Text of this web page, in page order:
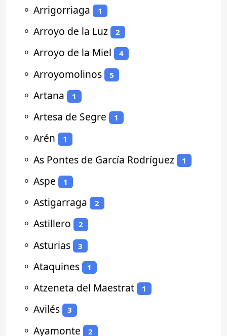
⚬ Arrigorriaga 1
⚬ Arroyo de la Luz 2
⚬ Arroyo de la Miel 4
⚬ Arroyomolinos 5
⚬ Artana 1
⚬ Artesa de Segre 1
⚬ Arén 1
⚬ As Pontes de García Rodríguez 1
⚬ Aspe 1
⚬ Astigarraga 2
⚬ Astillero 2
⚬ Asturias 3
⚬ Ataquines 1
⚬ Atzeneta del Maestrat 1
⚬ Avilés 3
⚬ Ayamonte 2